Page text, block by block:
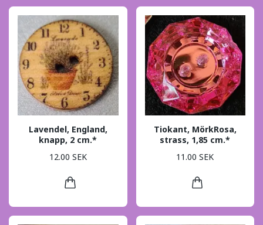
Lavendel, England,
knapp, 2 cm.*
12.00 SEK
Tiokant, MörkRosa,
strass, 1,85 cm.*
11.00 SEK